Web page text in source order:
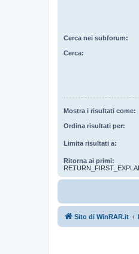
Cerca nei subforum:
Cerca:
Mostra i risultati come:
Ordina risultati per:
Limita risultati a:
Ritorna ai primi:
Sito di WinRAR.it